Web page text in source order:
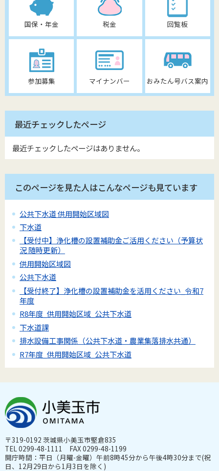
国保・年金 税金 回覧板
参加募集 マイナンバー おみたん号バス案内
最近チェックしたページ
最近チェックしたページはありません。
このページを見た人はこんなページも見ています
公共下水道 供用開始区域図
下水道
【受付中】浄化槽の設置補助金ご活用ください（予算状
況 随時更新）
供用開始区域図
公共下水道
【受付終了】浄化槽の設置補助金を活用ください_令和7
年度
R8年度_供用開始区域_公共下水道
下水道課
排水設備工事関係（公共下水道・農業集落排水共通）
R7年度_供用開始区域_公共下水道
〒319-0192 茨城県小美玉市堅倉835
TEL 0299-48-1111 FAX 0299-48-1199
開庁時間：平日（月曜-金曜）午前8時45分から午後4時30分まで(祝
日、12月29日から1月3日を除く)